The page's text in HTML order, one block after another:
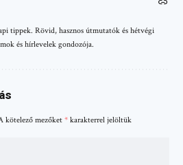
tippek. Rövid, hasznos útmutatók és hétvégi
és hírlevelek gondozója.
kötelező mezőket * karakterrel jelöltük